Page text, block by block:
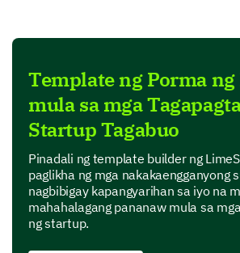
What led you to start your
Learning from Challenges
Template ng Porma ng
mula sa mga
Startup Tagabuo
Pinadali ng template builder ng
paglikha ng mga nakakaengganyong
nagbibigay kapangyarihan sa iyo na
mahahalagang pananaw mula sa
ng startup.